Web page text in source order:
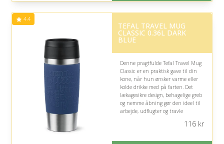
på 4.8 ud af 5
4.4
TEFAL TRAVEL MUG
CLASSIC 0.36L DARK
BLUE
Denne pragtfulde Tefal Travel Mug
Classic er en praktisk gave til din
kone, når hun ønsker varme eller
kolde drikke med på farten. Det
lækagesikre design, behagelige greb
og nemme åbning gør den ideel til
arbejde, udflugter og travle
116kr